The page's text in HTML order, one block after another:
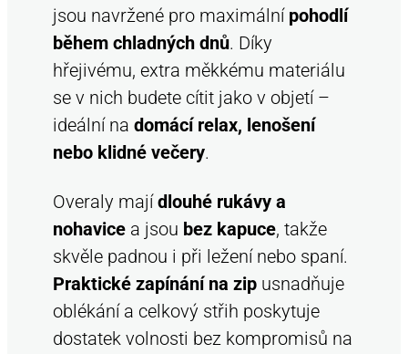
v
ý
p
i
s
u
jsou navržené pro maximální pohodlí
během chladných dnů. Díky
hřejivému, extra měkkému materiálu
se v nich budete cítit jako v objetí –
ideální na domácí relax, lenošení
nebo klidné večery.
Overaly majídlouhé rukávy a
nohavice a jsou bez kapuce, takže
skvěle padnou i při ležení nebo spaní.
Praktické zapínání na zip usnadňuje
oblékání a celkový střih poskytuje
dostatek volnosti bez kompromisů na